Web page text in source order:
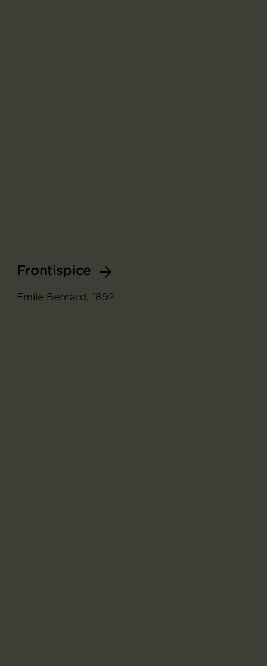
Frontispice
Emile Bernard, 1892